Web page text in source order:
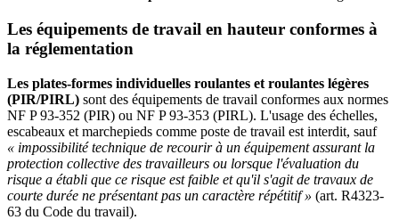
Les équipements de travail en hauteur conformes à
la réglementation
Les plates-formes individuelles roulantes et roulantes légères
(PIR/PIRL) sont des équipements de travail conformes aux normes
NF P 93-352 (PIR) ou NF P 93-353 (PIRL). L'usage des échelles,
escabeaux et marchepieds comme poste de travail est interdit, sauf
« impossibilité technique de recourir à un équipement assurant la
protection collective des travailleurs ou lorsque l'évaluation du
risque a établi que ce risque est faible et qu'il s'agit de travaux de
courte durée ne présentant pas un caractère répétitif » (art. R4323-
63 du Code du travail).